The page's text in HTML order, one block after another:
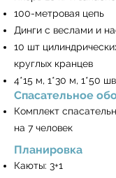
100-метровая цепь
Динги с веслами и
10 шт
круглых кранцев
4*15 м, 1*30 м, 1*50
Спасательное
Комплект
на 7 человек
Планировка
Каюты: 3+1